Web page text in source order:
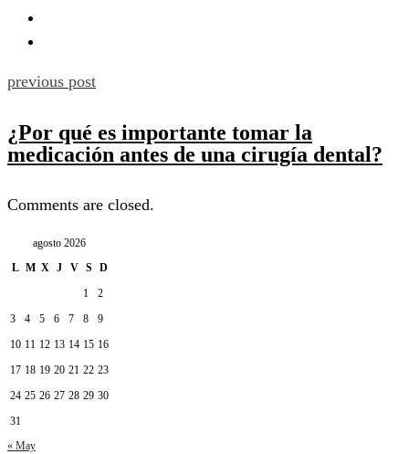
previous post
¿Por qué es importante tomar la
medicación antes de una cirugía dental?
Comments are closed.
agosto 2026
L M X J V S
D
1
2
3
4 5 6 7 8
9
10 11 12 13 14 15 16
17 18 19 20 21 22 23
24 25 26 27 28 29 30
31
« May